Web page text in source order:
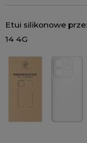
Etui silikonowe
14 4G